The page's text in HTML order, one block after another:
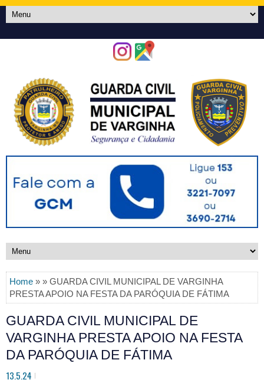
Home » » GUARDA CIVIL MUNICIPAL DE VARGINHA
PRESTA APOIO NA FESTA DA PARÓQUIA DE FÁTIMA
GUARDA CIVIL MUNICIPAL DE
VARGINHA PRESTA APOIO NA FESTA
DA PARÓQUIA DE FÁTIMA
13.5.24